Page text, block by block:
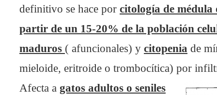
definitivo se hace por citología de médula
partir de un 15-20% de la población
maduros ( afuncionales) y citopenia de
mieloide, eritroide o trombocítica) por
Afecta a gatos adultos o seniles